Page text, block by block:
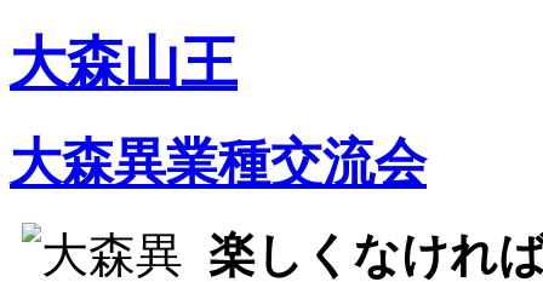
大森山王
大森異業種交流会
楽しくなけれ